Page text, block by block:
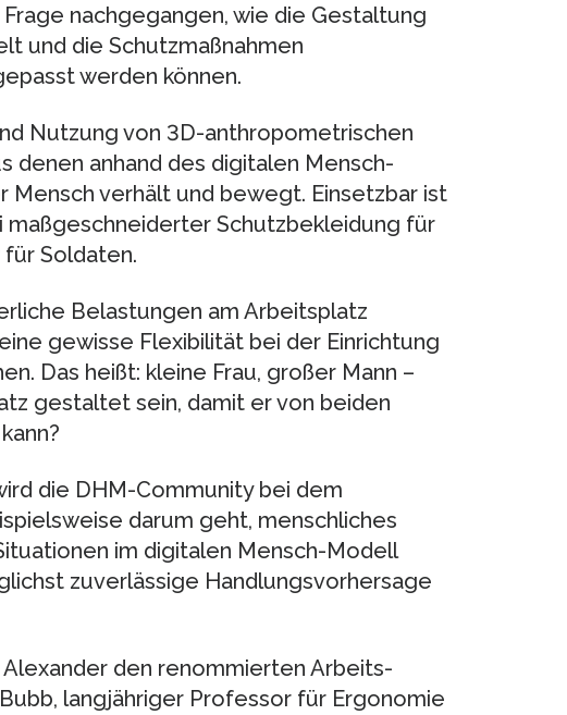
nachgegangen, wie die Gestaltung
und die Schutzmaßnahmen
werden können.
Nutzung von 3D-anthropometrischen
denen anhand des digitalen Mensch-
Mensch verhält und bewegt. Einsetzbar ist
Schutzbekleidung für
Soldaten.
Belastungen am Arbeitsplatz
gewisse Flexibilität bei der Einrichtung
Das heißt: kleine Frau, großer Mann –
gestaltet sein, damit er von beiden
die DHM-Community bei dem
darum geht, menschliches
im digitalen Mensch-Modell
zuverlässige Handlungsvorhersage
den renommierten Arbeits-
langjähriger Professor für Ergonomie